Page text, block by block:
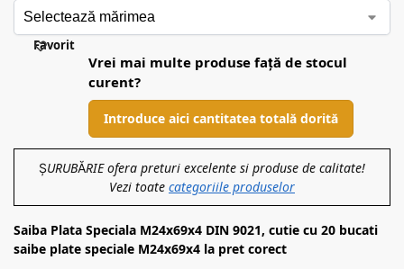
Favorit
Vrei mai multe produse față de stocul
curent?
Introduce aici cantitatea totală dorită
ȘURUBĂRIE ofera preturi excelente si produse de calitate!
Vezi toate categoriile produselor
Saiba Plata Speciala M24x69x4 DIN 9021, cutie cu 20 bucati
saibe plate speciale M24x69x4 la pret corect